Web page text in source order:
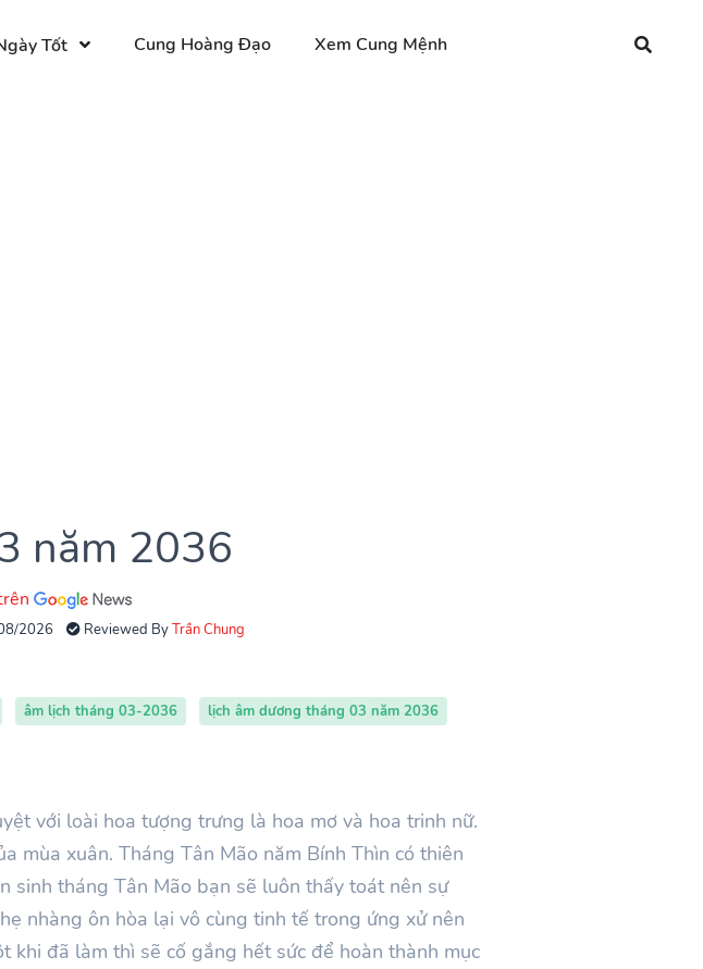
Tốt Cung Hoàng Đạo Xem Cung Mệnh
năm 2036
2026 Reviewed ByTrần Chung
âm lịch tháng 03-2036
lịch âm dương tháng 03 năm 2036
với loài hoa tượng trưng là hoa mơ và hoa trinh nữ.
mùa xuân. Tháng Tân Mão năm Bính Thìn có thiên
sinh tháng Tân Mão bạn sẽ luôn thấy toát nên sự
nhàng ôn hòa lại vô cùng tinh tế trong ứng xử nên
khi đã làm thì sẽ cố gắng hết sức để hoàn thành mục